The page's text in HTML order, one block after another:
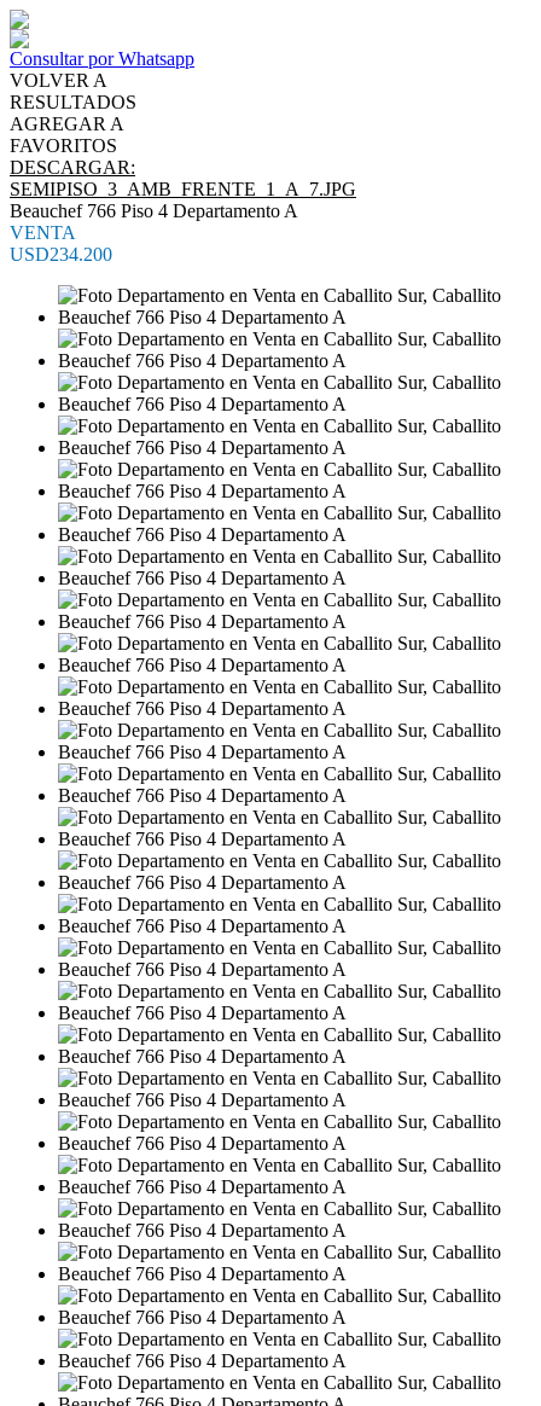
Consultar por Whatsapp
VOLVER A
RESULTADOS
AGREGAR A
FAVORITOS
DESCARGAR:
SEMIPISO_3_AMB_FRENTE_1_A_7.JPG
Beauchef 766 Piso 4 Departamento A
VENTA
USD234.200